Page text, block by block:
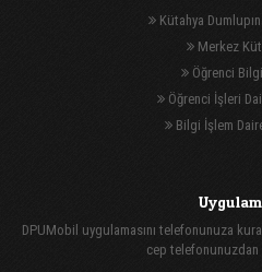
Kütahya
Merkez
Öğrenci
Öğrenci İşleri
Bilgi İşlem
DPUMobil uygulamasını telefonunuza
cep